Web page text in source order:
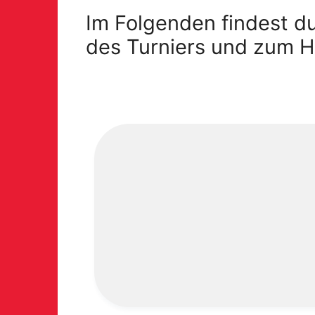
Im Folgenden findest
des Turniers und zum